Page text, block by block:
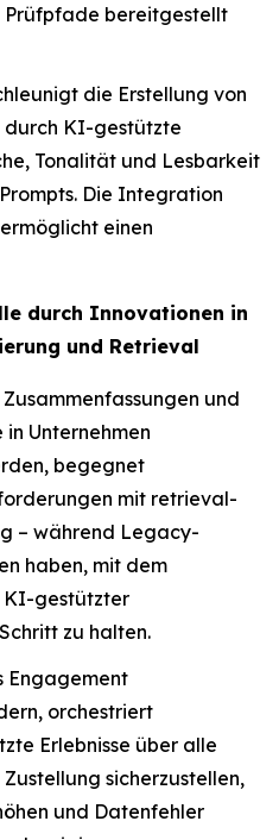
bereitgestellt
die Erstellung von
durch KI-gestützte
Tonalität und Lesbarkeit
Die Integration
einen
durch Innovationen in
und Retrieval
und
Unternehmen
begegnet
mit retrieval-
– während Legacy-
haben, mit dem
KI-gestützter
zu halten.
Engagement
orchestriert
Erlebnisse über alle
sicherzustellen,
und Datenfehler